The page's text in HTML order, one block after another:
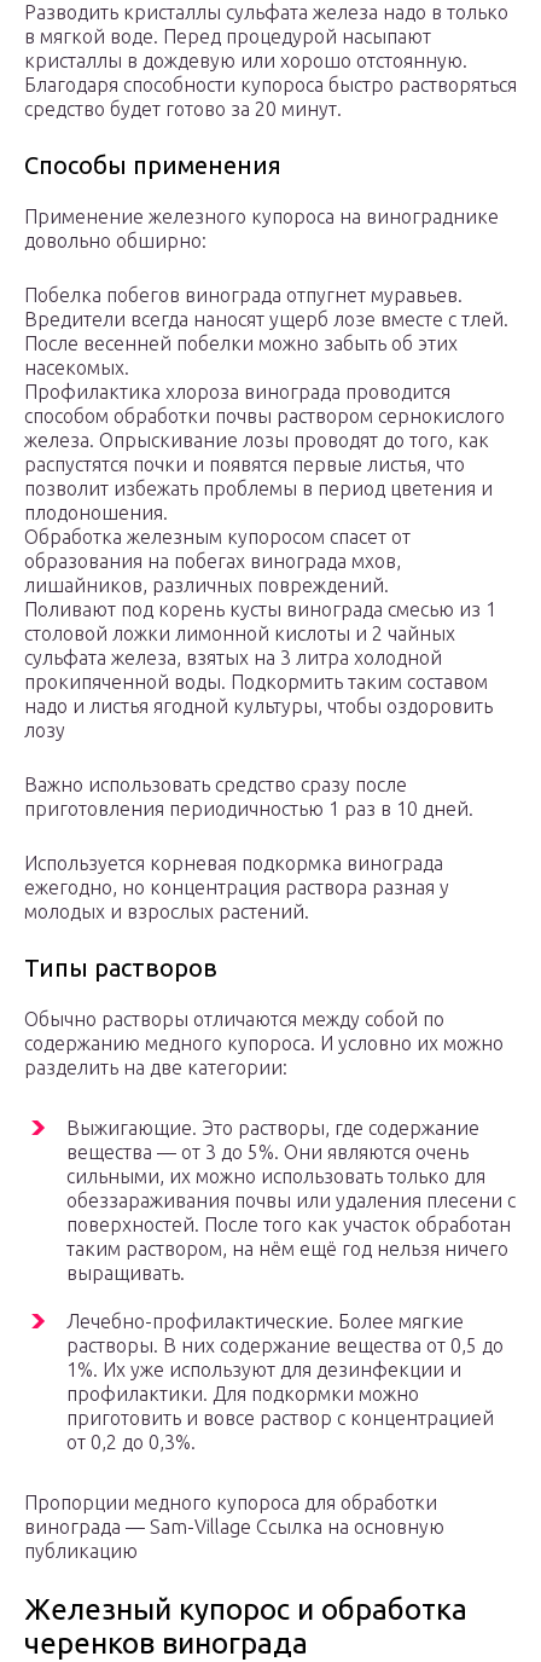
Разводить кристаллы сульфата железа надо в только
в мягкой воде. Перед процедурой насыпают
кристаллы в дождевую или хорошо отстоянную.
Благодаря способности купороса быстро растворяться
средство будет готово за 20 минут.
Способы применения
Применение железного купороса на винограднике
довольно обширно:
Побелка побегов винограда отпугнет муравьев.
Вредители всегда наносят ущерб лозе вместе с тлей.
После весенней побелки можно забыть об этих
насекомых.
Профилактика хлороза винограда проводится
способом обработки почвы раствором сернокислого
железа. Опрыскивание лозы проводят до того, как
распустятся почки и появятся первые листья, что
позволит избежать проблемы в период цветения и
плодоношения.
Обработка железным купоросом спасет от
образования на побегах винограда мхов,
лишайников, различных повреждений.
Поливают под корень кусты винограда смесью из 1
столовой ложки лимонной кислоты и 2 чайных
сульфата железа, взятых на 3 литра холодной
прокипяченной воды. Подкормить таким составом
надо и листья ягодной культуры, чтобы оздоровить
лозу
Важно использовать средство сразу после
приготовления периодичностью 1 раз в 10 дней.
Используется корневая подкормка винограда
ежегодно, но концентрация раствора разная у
молодых и взрослых растений.
Типы растворов
Обычно растворы отличаются между собой по
содержанию медного купороса. И условно их можно
разделить на две категории:
Выжигающие. Это растворы, где содержание
вещества — от 3 до 5%. Они являются очень
сильными, их можно использовать только для
обеззараживания почвы или удаления плесени с
поверхностей. После того как участок обработан
таким раствором, на нём ещё год нельзя ничего
выращивать.
Лечебно-профилактические. Более мягкие
растворы. В них содержание вещества от 0,5 до
1%. Их уже используют для дезинфекции и
профилактики. Для подкормки можно
приготовить и вовсе раствор с концентрацией
от 0,2 до 0,3%.
Пропорции медного купороса для обработки
винограда — Sam-Village Ссылка на основную
публикацию
Железный купорос и обработка
черенков винограда